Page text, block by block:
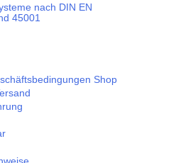
nach DIN EN
45001
Shop